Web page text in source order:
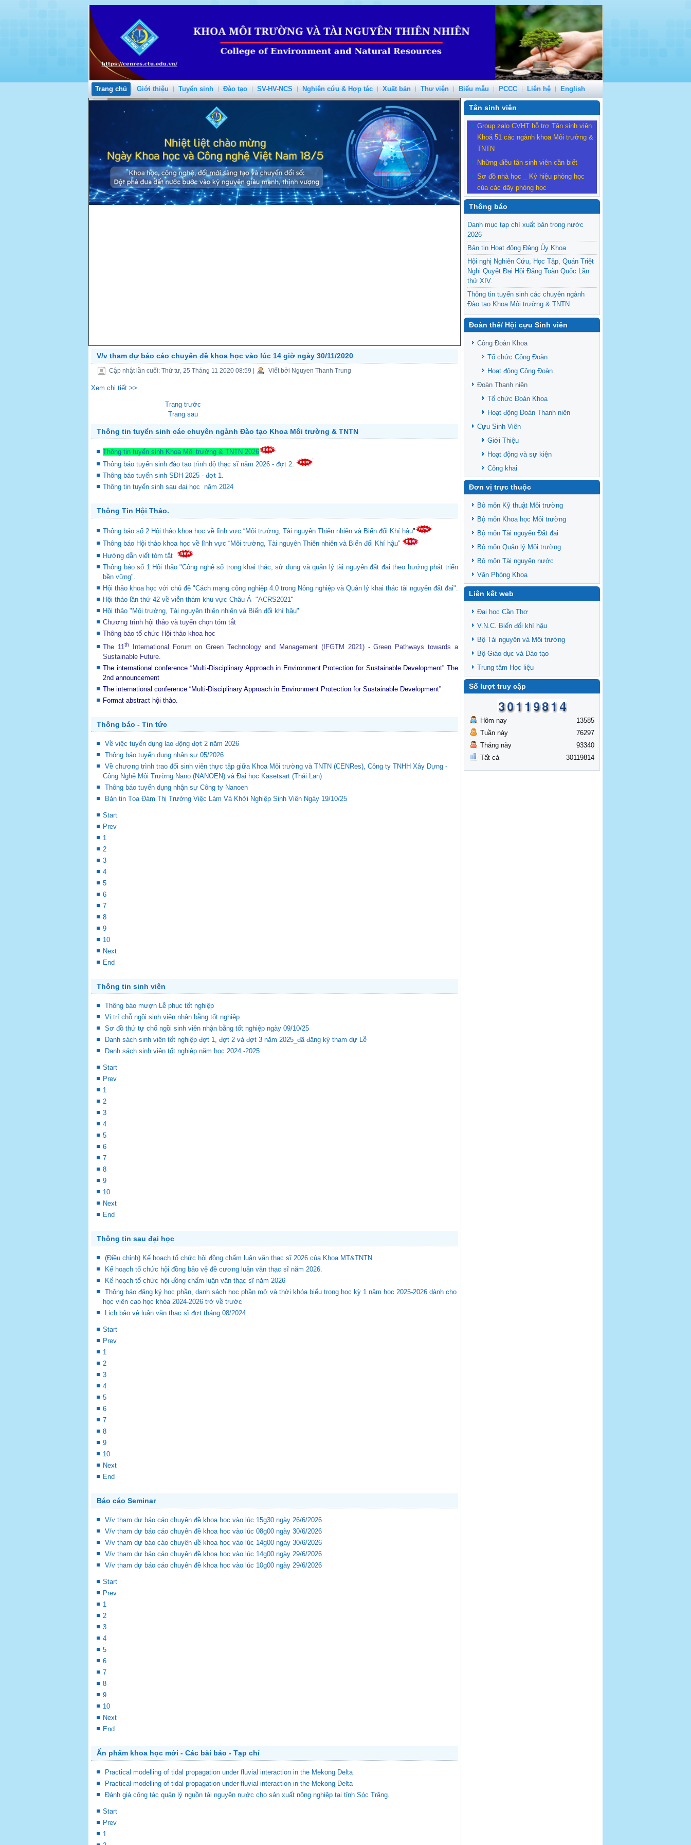
Trang chủ Giới thiệu Tuyển sinh Đào tạo SV-HV-NCS Nghiên cứu & Hợp tác Xuất bản Thư viện Biểu mẫu PCCC Liên hệ English
NEXT
V/v tham dự báo cáo chuyên đề khoa học vào lúc 14 giờ ngày 30/11/2020
Cập nhật lần cuối: Thứ tư, 25 Tháng 11 2020 08:59 Viết bởi Nguyen Thanh Trung
Xem chi tiết >>
Trang trước
Trang sau
Thông tin tuyển sinh các chuyên ngành Đào tạo Khoa Môi trường & TNTN
Thông tin tuyển sinh Khoa Môi trường & TNTN 2026
Thông báo tuyển sinh đào tạo trình dộ thạc sĩ năm 2026 - đợt 2.
Thông báo tuyển sinh SĐH 2025 - đợt 1.
Thông tin tuyển sinh sau đại học năm 2024
Thông Tin Hội Thảo.
Thông báo số 2 Hội thảo khoa học về lĩnh vực “Môi trường, Tài nguyên Thiên nhiên và Biến đổi Khí hậu"
Thông báo Hội thảo khoa học về lĩnh vực “Môi trường, Tài nguyên Thiên nhiên và Biến đổi Khí hậu”
Hướng dẫn viết tóm tắt
Thông báo số 1 Hội thảo "Công nghệ số trong khai thác, sử dụng và quản lý tài nguyên đất đai theo hướng phát triển
bền vững".
Hội thảo khoa học với chủ đề "Cách mạng công nghiệp 4.0 trong Nông nghiệp và Quản lý khai thác tài nguyên đất đai".
Hội thảo lần thứ 42 về viễn thám khu vực Châu Á "ACRS2021"
Hội thảo "Môi trường, Tài nguyên thiên nhiên và Biến đổi khí hậu"
Chương trình hội thảo và tuyển chọn tóm tắt
Thông báo tổ chức Hội thảo khoa học
The 11thInternational Forum on Green Technology and Management (IFGTM 2021) - Green Pathways towards a
Sustainable Future.
The international conference “Multi-Disciplinary Approach in Environment Protection for Sustainable Development” The
2nd announcement
The international conference “Multi-Disciplinary Approach in Environment Protection for Sustainable Development”
Format abstract hội thảo.
Thông báo - Tin tức
Về việc tuyển dụng lao động đợt 2 năm 2026
Thông báo tuyển dụng nhân sự 05/2026
Về chương trình trao đổi sinh viên thực tập giữa Khoa Môi trường và TNTN (CENRes), Công ty TNHH Xây Dựng -
Công Nghệ Môi Trường Nano (NANOEN) và Đại học Kasetsart (Thái Lan)
Thông báo tuyển dụng nhận sự Công ty Nanoen
Bản tin Tọa Đàm Thị Trường Việc Làm Và Khởi Nghiệp Sinh Viên Ngày 19/10/25
Start
Prev
1
2
3
4
5
6
7
8
9
10
Next
End
Thông tin sinh viên
Thông báo mượn Lễ phục tốt nghiệp
Vị trí chỗ ngồi sinh viên nhận bằng tốt nghiệp
Sơ đồ thứ tự chổ ngồi sinh viên nhận bằng tốt nghiệp ngày 09/10/25
Danh sách sinh viên tốt nghiệp đợt 1, đợt 2 và đợt 3 năm 2025_đã đăng ký tham dự Lễ
Danh sách sinh viên tốt nghiệp năm học 2024 -2025
Start
Prev
1
2
3
4
5
6
7
8
9
10
Next
End
Thông tin sau đại học
(Điều chỉnh) Kế hoạch tổ chức hội đồng chấm luận văn thạc sĩ 2026 của Khoa MT&TNTN
Kế hoạch tổ chức hội đồng bảo vệ đề cương luận văn thạc sĩ năm 2026.
Kế hoạch tổ chức hội đồng chấm luận văn thạc sĩ năm 2026
Thông báo đăng ký học phần, danh sách học phần mở và thời khóa biểu trong học kỳ 1 năm học 2025-2026 dành cho
học viên cao học khóa 2024-2026 trở về trước
Lịch bảo vệ luận văn thạc sĩ đợt tháng 08/2024
Start
Prev
1
2
3
4
5
6
7
8
9
10
Next
End
Báo cáo Seminar
V/v tham dự báo cáo chuyên đề khoa học vào lúc 15g30 ngày 26/6/2026
V/v tham dự báo cáo chuyên đề khoa học vào lúc 08g00 ngày 30/6/2026
V/v tham dự báo cáo chuyên đề khoa học vào lúc 14g00 ngày 30/6/2026
V/v tham dự báo cáo chuyên đề khoa học vào lúc 14g00 ngày 29/6/2026
V/v tham dự báo cáo chuyên đề khoa học vào lúc 10g00 ngày 29/6/2026
Start
Prev
1
2
3
4
5
6
7
8
9
10
Next
End
Ấn phẩm khoa học mới - Các bài báo - Tạp chí
Practical modelling of tidal propagation under fluvial interaction in the Mekong Delta
Practical modelling of tidal propagation under fluvial interaction in the Mekong Delta
Đánh giá công tác quản lý nguồn tài nguyên nước cho sản xuất nông nghiệp tại tỉnh Sóc Trăng.
Start
Prev
1
Tân sinh viên
Group zalo CVHT hỗ trợ Tân sinh viên
Khoá 51 các ngành khoa Môi trường &
TNTN
Những điều tân sinh viên cần biết
Sơ đồ nhà học _ Ký hiệu phòng học
của các dãy phòng học
Thông báo
Danh mục tạp chí xuất bản trong nước
2026
Bản tin Hoạt động Đảng Ủy Khoa
Hội nghị Nghiên Cứu, Học Tập, Quán Triệt
Nghị Quyết Đại Hội Đảng Toàn Quốc Lần
thứ XIV.
Thông tin tuyển sinh các chuyên ngành
Đào tạo Khoa Môi trường & TNTN
Feasibility evaluation of using cattle
manure for biogas production: A case study
Vietnamese Mekong Delta
Sediment properties in flood-based farming
systems in the Vietnamese upstream
Văn bản - Quy định
Ban chấp hành Đảng bộ khoa
Đoàn thể/ Hội cựu Sinh viên
Công Đoàn Khoa
Tổ chức Công Đoàn
Hoạt động Công Đoàn
Đoàn Thanh niên
Tổ chức Đoàn Khoa
Hoạt động Đoàn Thanh niên
Cựu Sinh Viên
Giới Thiệu
Hoạt động và sự kiện
Công khai
Đơn vị trực thuộc
Bô môn Kỹ thuật Môi trường
Bộ môn Khoa học Môi trường
Bộ môn Tài nguyên Đất đai
Bộ môn Quản lý Môi trường
Bộ môn Tài nguyên nước
Văn Phòng Khoa
Liên kết web
Đại học Cần Thơ
V.N.C. Biến đổi khí hậu
Bộ Tài nguyên và Môi trường
Bộ Giáo dục và Đào tạo
Trung tâm Học liệu
Số lượt truy cập
Hôm nay
Tuần này
Tháng này
Tất cả
13585
76297
93340
30119814